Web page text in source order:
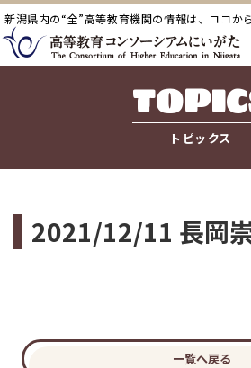
新潟県内の“全”高等教育機関の情報は、ココか
トピックス
2021/12/11 長岡
一覧へ戻る